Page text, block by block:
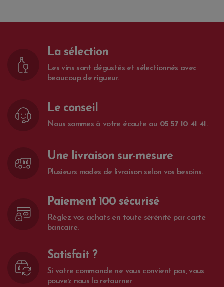
La sélection
Les vins sont dégustés et sélectionnés avec
beaucoup de rigueur.
Le conseil
Nous sommes à votre écoute au 05 57 10 41 41.
Une livraison sur-mesure
Plusieurs modes de livraison selon vos besoins.
Paiement 100 sécurisé
Réglez vos achats en toute sérénité par carte
bancaire.
Satisfait ?
Si votre commande ne vous convient pas, vous
pouvez nous la retourner